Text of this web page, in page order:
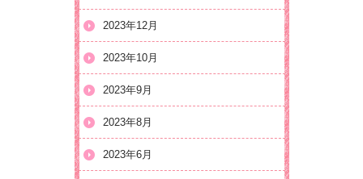
2023年12月
2023年10月
2023年9月
2023年8月
2023年6月